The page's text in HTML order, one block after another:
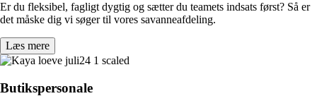
Er du fleksibel, fagligt dygtig og sætter du teamets indsats først? Så er
det måske dig vi søger til vores savanneafdeling.
Læs mere
Butikspersonale